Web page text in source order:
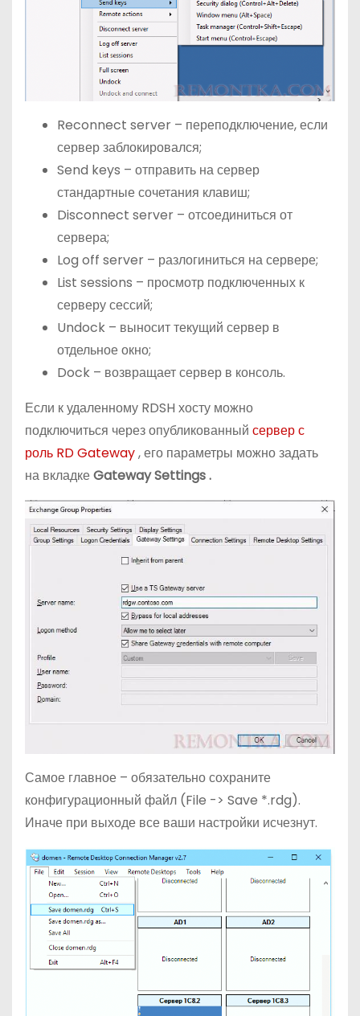
Reconnect server – переподключение, если
сервер заблокировался;
Send keys – отправить на сервер
стандартные сочетания клавиш;
Disconnect server – отсоединиться от
сервера;
Log off server – разлогиниться на сервере;
List sessions – просмотр подключенных к
серверу сессий;
Undock – выносит текущий сервер в
отдельное окно;
Dock – возвращает сервер в консоль.
Если к удаленному RDSH хосту можно
подключиться через опубликованный сервер с
роль RD Gateway, его параметры можно задать
на вкладкеGatewaySettings.
Самое главное – обязательно сохраните
конфигурационный файл (File -> Save *.rdg).
Иначе при выходе все ваши настройки исчезнут.